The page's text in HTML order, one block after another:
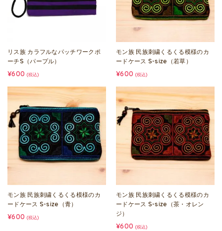
リス族 カラフルなパッチワークポ
ーチS（パープル）
¥600 (税込)
モン族 民族刺繍くるくる模様のカ
ードケース S-size（若草）
¥600 (税込)
モン族 民族刺繍くるくる模様のカ
ードケース S-size（青）
¥600 (税込)
モン族 民族刺繍くるくる模様のカ
ードケース S-size（茶・オレン
ジ）
¥600 (税込)